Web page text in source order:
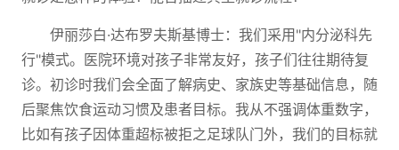
伊丽莎白·达布罗夫斯基博士：我们采用"内分泌科先
行"模式。医院环境对孩子非常友好，孩子们往往期待复
诊。初诊时我们会全面了解病史、家族史等基础信息，随
后聚焦饮食运动习惯及患者目标。我从不强调体重数字，
比如有孩子因体重超标被拒之足球队门外，我们的目标就